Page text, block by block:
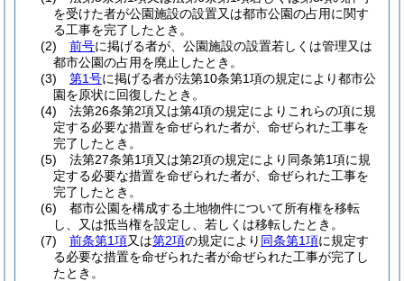
を受けた者が公園施設の設置又は都市公園の占用に関す
る工事を完了したとき。
(2)
前号に掲げる者が、公園施設の設置若しくは管理又は
都市公園の占用を廃止したとき。
(3)
第1号に掲げる者が法第10条第1項の規定により都市公
園を原状に回復したとき。
(4)
法第26条第2項又は第4項の規定によりこれらの項に規
定する必要な措置を命ぜられた者が、命ぜられた工事を
完了したとき。
(5)
法第27条第1項又は第2項の規定により同条第1項に規
定する必要な措置を命ぜられた者が、命ぜられた工事を
完了したとき。
(6)
都市公園を構成する土地物件について所有権を移転
し、又は抵当権を設定し、若しくは移転したとき。
(7)
前条第1項又は第2項の規定により 同条第1項に規定す
る必要な措置を命ぜられた者が命ぜられた工事が完了し
たとき。